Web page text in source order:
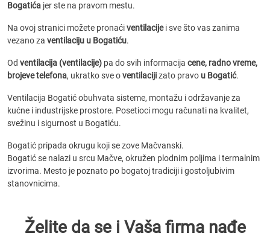
Bogatića jer ste na pravom mestu.
Na ovoj stranici možete pronaćiventilacijei sve što vas zanima
vezano za ventilaciju u Bogatiću.
Od ventilacija (ventilacije) pa do svih informacija cene, radno vreme,
brojeve telefona, ukratko sve oventilacijizato pravo u Bogatić.
Ventilacija Bogatić obuhvata sisteme, montažu i održavanje za
kućne i industrijske prostore. Posetioci mogu računati na kvalitet,
svežinu i sigurnost u Bogatiću.
Bogatić pripada okrugu koji se zove Mačvanski.
Bogatić se nalazi u srcu Mačve, okružen plodnim poljima i termalnim
izvorima. Mesto je poznato po bogatoj tradiciji i gostoljubivim
stanovnicima.
Želite da se i Vaša firma nađe